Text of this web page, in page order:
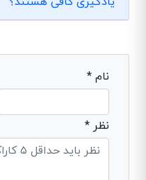
نام *
نظر *